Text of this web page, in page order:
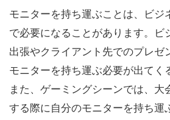
モニターを持ち運ぶことは、ビジ
で必要になることがあります。ビ
出張やクライアント先でのプレゼ
モニターを持ち運ぶ必要が出てく
また、ゲーミングシーンでは、大
する際に自分のモニターを持ち運